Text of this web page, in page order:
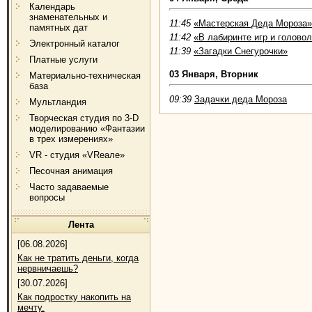
Календарь
знаменательных и
памятных дат
Электронный каталог
Платные услуги
Материально-техническая
база
Мультландия
Творческая студия по 3-D
моделированию «Фантазии
в трех измерениях»
VR - студия «VRеале»
Песочная анимация
Часто задаваемые
вопросы
Лента
[06.08.2026]
Как не тратить деньги, когда
нервничаешь?
[30.07.2026]
Как подростку накопить на
мечту.
11:45 «Мастерская Деда Мороза»
11:42 «В лабиринте игр и
11:39 «Загадки Снегурочки»
03 Января, Вторник
09:39 Задачки деда Мороза